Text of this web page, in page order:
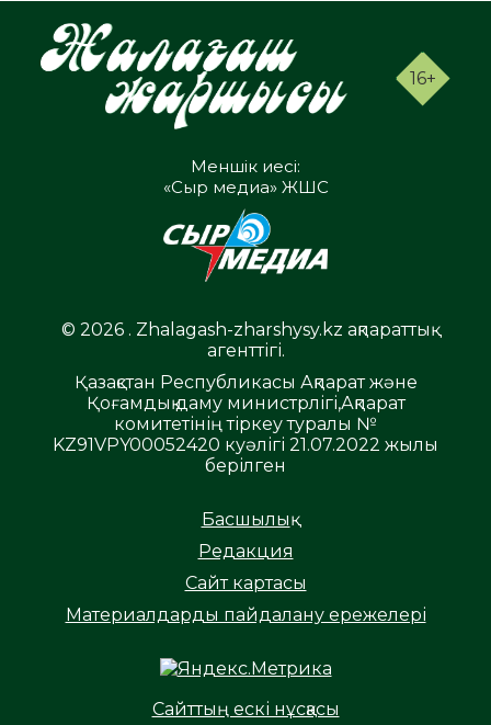
16+
Меншік иесі:
«Сыр медиа» ЖШС
© 2026 . Zhalagash-zharshysy.kz ақпараттық
агенттігі.
Қазақстан Республикасы Ақпарат және
Қоғамдық даму министрлігі,Ақпарат
комитетінің тіркеу туралы №
KZ91VPY00052420 куәлігі 21.07.2022 жылы
берілген
Басшылық
Редакция
Сайт картасы
Материалдарды пайдалану ережелері
Сайттың ескі нұсқасы